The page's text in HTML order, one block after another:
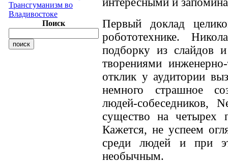
Трансгуманизм во
Владивостоке
Поиск
Первый доклад
робототехнике.
подборку из слайдов
творениями
отклик у аудитории
немного страшное
людей-собеседников,
существо на четырех
Кажется, не успеем
среди людей и при
необычным.